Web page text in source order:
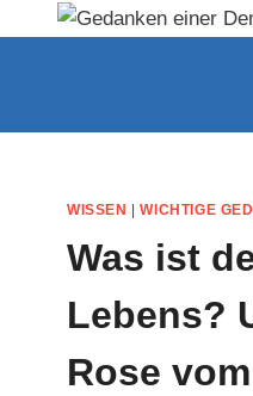
WISSEN |WICHTIGE
Was ist
Lebens?
Rose